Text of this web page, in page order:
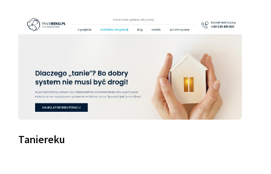
Taniereku